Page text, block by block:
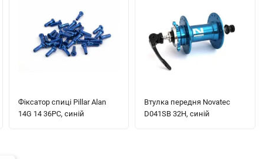
Фіксатор спиці Pillar Alan
14G 14 36PC, синій
Втулка передня Novatec
D041SB 32H, синій